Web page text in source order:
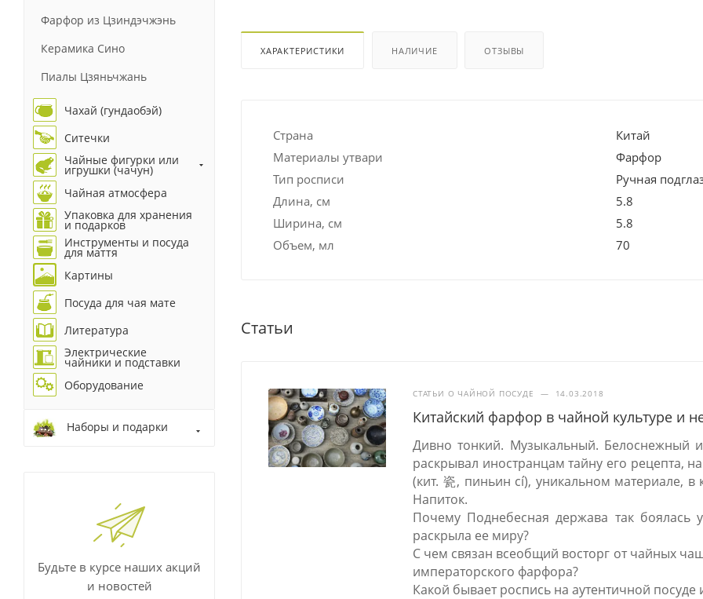
ХАРАКТЕРИСТИКИ НАЛИЧИЕ ОТЗЫВЫ
Страна
Китай
Материалы утвари
Фарфор
Тип росписи
Ручная
Длина, см
5.8
Ширина, см
5.8
Объем, мл
70
Статьи
СТАТЬИ О ЧАЙНОЙ ПОСУДЕ — 14.03.2018
Китайский фарфор в чайной культуре и
Дивно тонкий. Музыкальный. Белоснежный
раскрывал иностранцам тайну его рецепта,
(кит. 瓷, пиньин cí), уникальном материале,
Напиток.
Почему Поднебесная держава так боялась
раскрыла ее миру?
С чем связан всеобщий восторг от чайных
императорского фарфора?
Какой бывает роспись на аутентичной посуде
Фарфор из Цзиндэчжэнь
Керамика Сино
Пиалы Цзяньчжань
Чахай (гундаобэй)
Ситечки
Чайные фигурки или
игрушки (чачун)
Чайная атмосфера
Упаковка для хранения
и подарков
Инструменты и посуда
для маття
Картины
Посуда для чая мате
Литература
Электрические
чайники и подставки
Оборудование
Наборы и подарки
Будьте в курсе наших акций
и новостей